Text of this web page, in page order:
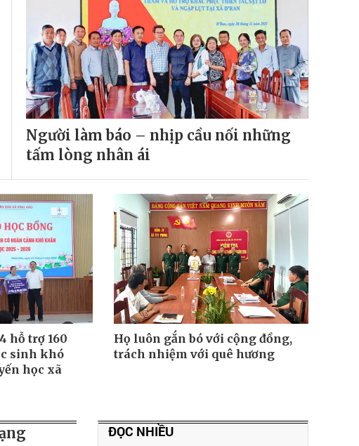
Người làm báo – nhịp cầu nối những
tấm lòng nhân ái
hỗ trợ 160
sinh khó
học xã
Họ luôn gắn bó với cộng đồng,
trách nhiệm với quê hương
ĐỌC NHIỀU